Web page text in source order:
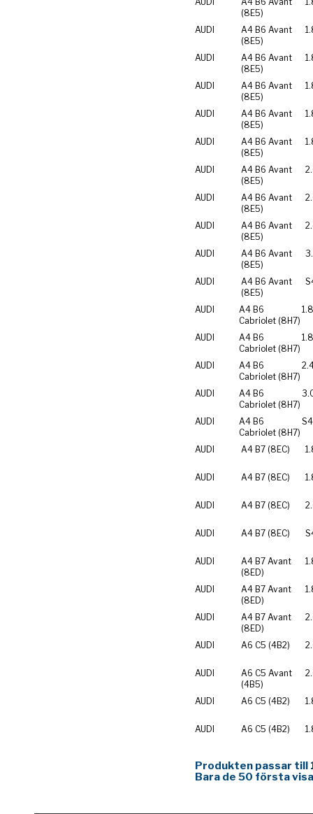
(8E5)
AUDI
A4 B6 Avant
(8E5)
AUDI
A4 B6 Avant
(8E5)
AUDI
A4 B6 Avant
(8E5)
AUDI
A4 B6 Avant
(8E5)
AUDI
A4 B6 Avant
(8E5)
AUDI
A4 B6 Avant
(8E5)
AUDI
A4 B6 Avant
(8E5)
AUDI
A4 B6 Avant
(8E5)
AUDI
A4 B6 Avant
(8E5)
AUDI
A4 B6 Avant
(8E5)
AUDI
A4 B6
Cabriolet (8H7)
AUDI
A4 B6
Cabriolet (8H7)
AUDI
A4 B6
Cabriolet (8H7)
AUDI
A4 B6
Cabriolet (8H7)
AUDI
A4 B6
Cabriolet (8H7)
AUDI A4 B7 (8EC)
AUDI A4 B7 (8EC)
AUDI A4 B7 (8EC)
AUDI A4 B7 (8EC)
AUDI
A4 B7 Avant
(8ED)
AUDI
A4 B7 Avant
(8ED)
AUDI
A4 B7 Avant
(8ED)
AUDI A6 C5 (4B2)
AUDI
A6 C5 Avant
(4B5)
AUDI A6 C5 (4B2)
AUDI A6 C5 (4B2)
Produkten passar till
Bara de 50 första